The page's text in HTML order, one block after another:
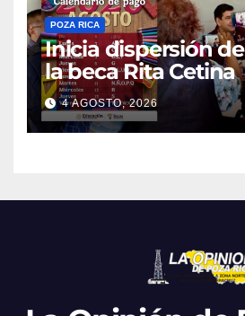
POZA RICA
Inicia dispersión
la beca Rita Cetina
4 AGOSTO, 2026